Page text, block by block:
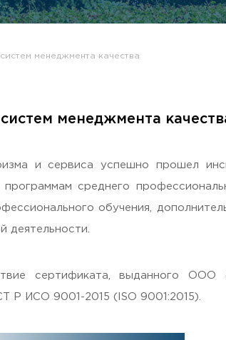
менеджмента качества
менеджмента
и сервиса успешно прошел
среднего
обучения,
деятельности.
сертификата, выданного ООО
Р ИСО 9001-2015 (ISO 9001:2015).